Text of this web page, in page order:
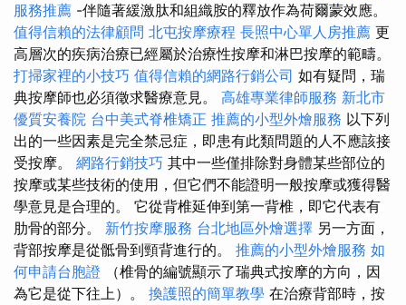
服務推薦 -伴隨著緩激肽和組織胺的釋放作為荷爾蒙效應。
值得信賴的法律顧問 北屯按摩療程 長照中心單人房推薦 更
高層次的疾病治療已經屬於治療性按摩和淋巴按摩的範疇。
打掃家裡的小技巧 值得信賴的網路行銷公司 如有疑問，瑞
典按摩師也必須徵求醫療意見。 高雄專業律師服務 新北市
優質安養院 台中美式脊椎矯正 推薦的小型外燴服務 以下列
出的一些因素是完全禁忌症，即患有此類問題的人不應該接
受按摩。 網路行銷技巧 其中一些僅排除對身體某些部位的
按摩或某些技術的使用，但它們不能證明一般按摩或獲得醫
學意見是合理的。 它從背椎延伸到第一背椎，即它代表有
肋骨的部分。 新竹按摩服務 台北地區外燴選擇 另一方面，
背部按摩是從骶骨到頸背進行的。 推薦的小型外燴服務 如
何申請台胞證 （椎骨的編號顯示了瑞典式按摩的方向，因
為它是從下往上）。 換護照的簡單教學 在治療背部時，按